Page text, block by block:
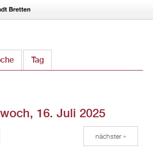
Tag
16. Juli 2025
nächster »